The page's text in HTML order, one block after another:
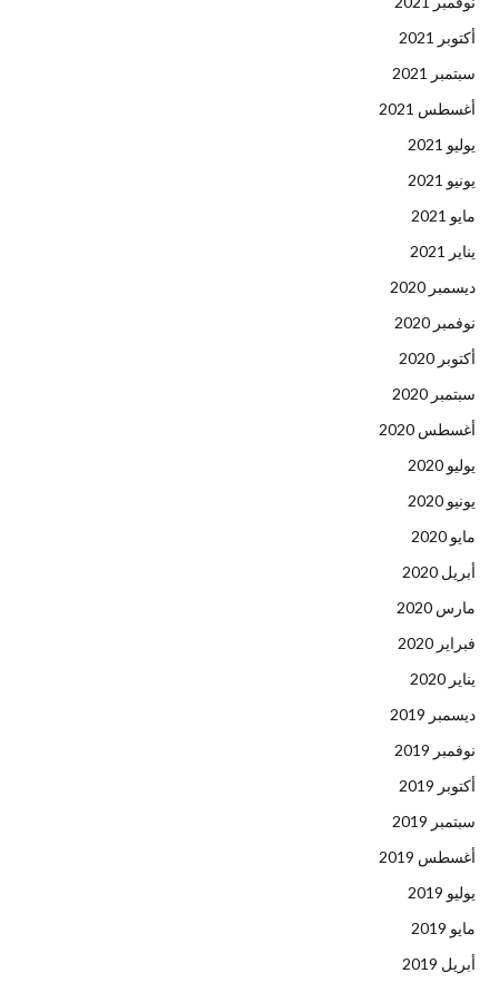
أكتوبر 2021
سبتمبر 2021
أغسطس 2021
يوليو 2021
يونيو 2021
مايو 2021
يناير 2021
ديسمبر 2020
نوفمبر 2020
أكتوبر 2020
سبتمبر 2020
أغسطس 2020
يوليو 2020
يونيو 2020
مايو 2020
أبريل 2020
مارس 2020
فبراير 2020
يناير 2020
ديسمبر 2019
نوفمبر 2019
أكتوبر 2019
سبتمبر 2019
أغسطس 2019
يوليو 2019
مايو 2019
أبريل 2019